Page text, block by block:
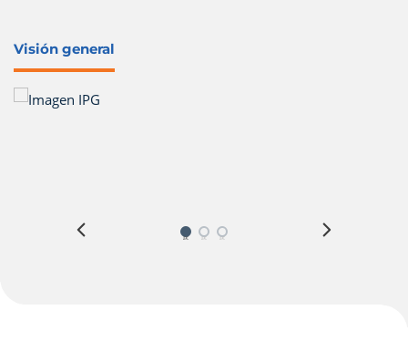
Visión general